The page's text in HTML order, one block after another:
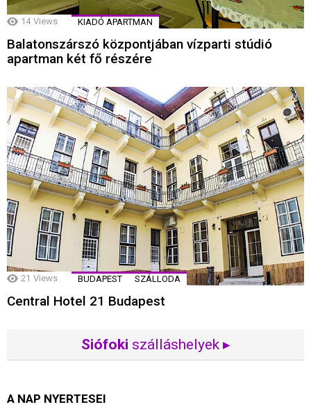
14 Views KIADÓ APARTMAN
Balatonszárszó központjában vízparti stúdió
apartman két fő részére
21 Views BUDAPEST SZÁLLODA
Central Hotel 21 Budapest
Siófoki szálláshelyek ▸
A NAP NYERTESEI